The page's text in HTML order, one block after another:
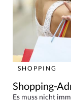
SHOPPING
Shopping-
Es muss nicht